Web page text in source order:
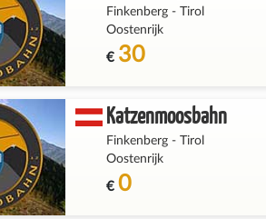
Finkenberg -Tirol
Oostenrijk
€ 30
Katzenmoosbahn
Finkenberg -
Tirol
Oostenrijk
€0